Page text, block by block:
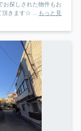
お探しされた物件もお
頂きます☆ ... もっと見